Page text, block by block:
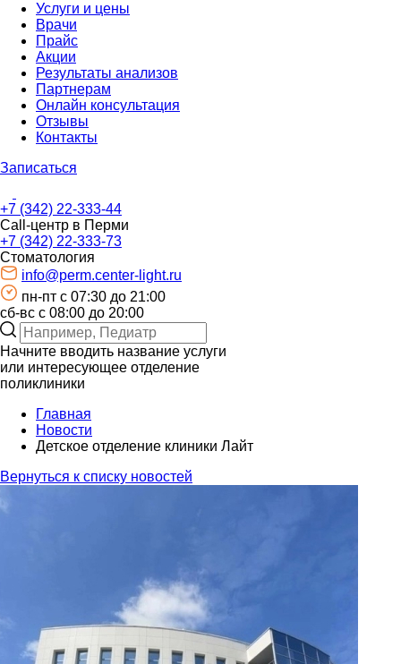
Услуги и цены
Врачи
Прайс
Акции
Результаты анализов
Партнерам
Онлайн консультация
Отзывы
Контакты
Записаться
+7 (342) 22-333-44
Call-центр в Перми
+7 (342) 22-333-73
Стоматология
info@perm.center-light.ru
пн-пт c 07:30 до 21:00
сб-вс с 08:00 до 20:00
Начните вводить название услуги
или интересующее отделение
поликлиники
Главная
Новости
Детское отделение клиники Лайт
Вернуться к списку новостей